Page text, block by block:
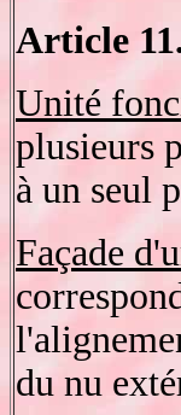
Article
Unité
plusieurs
à un seul
Façade
du nu